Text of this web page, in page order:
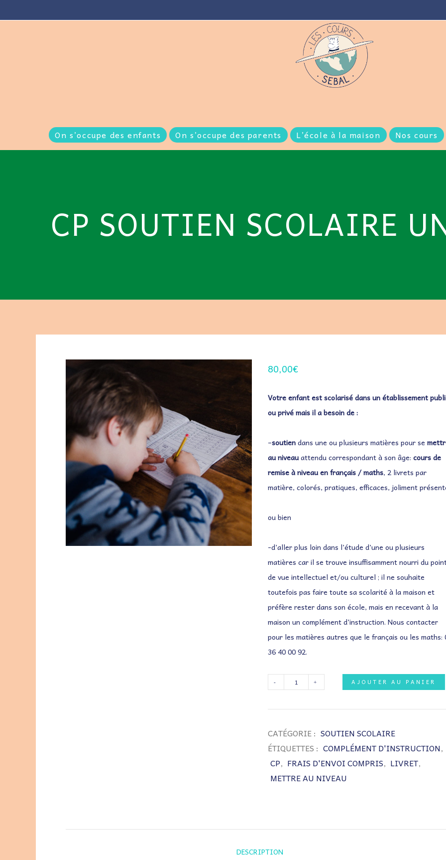
On s’occupe des enfants On s’occupe des parents L’école à la maison Nos cours
CP SOUTIEN SCOLAIRE
80,00€
Votre enfant est scolarisé dans un établissement
ou privé mais il a besoin de :
–soutiendans une ou plusieurs matières pour se
au niveauattendu correspondant à son âge: cours de
remise à niveau en français / maths, 2 livrets par
matière, colorés, pratiques, efficaces, joliment
ou bien
-d’aller plus loin dans l’étude d’une ou plusieurs
matières car il se trouve insuffisamment nourri du
de vue intellectuel et/ou culturel ; il ne souhaite
toutefois pas faire toute sa scolarité à la maison et
préfère rester dans son école, mais en recevant à la
maison un complément d’instruction. Nous contacter
pour les matières autres que le français ou les maths:
36 40 00 92.
QUANTITÉ
CP
SOUTIEN
SCOLAIRE
UNE
MATIÈRE
AJOUTER AU PANIER
CATÉGORIE : SOUTIEN SCOLAIRE
ÉTIQUETTES : COMPLÉMENT D'INSTRUCTION,
CP, FRAIS D'ENVOI COMPRIS, LIVRET,
METTRE AU NIVEAU
DESCRIPTION